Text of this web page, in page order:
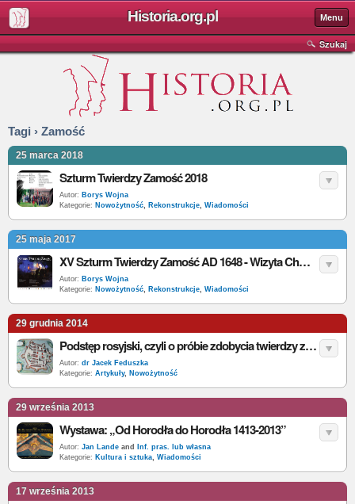
Historia.org.pl Menu
Szukaj
Tagi › Zamość
25 marca 2018
Szturm Twierdzy Zamość 2018
Autor: Borys Wojna
Kategorie: Nowożytność, Rekonstrukcje, Wiadomości
25 maja 2017
XV Szturm Twierdzy Zamość AD 1648 - Wizyta Chmielnickiego
Autor: Borys Wojna
Kategorie: Nowożytność, Rekonstrukcje, Wiadomości
29 grudnia 2014
Podstęp rosyjski, czyli o próbie zdobycia twierdzy zamojskiej przez wojska rosyjskie w 1706 roku
Autor: dr Jacek Feduszka
Kategorie: Artykuły, Nowożytność
29 września 2013
Wystawa: „Od Horodła do Horodła 1413-2013”
Autor: Jan Lande and
Inf. pras. lub własna
Kategorie: Kultura i sztuka, Wiadomości
17 września 2013